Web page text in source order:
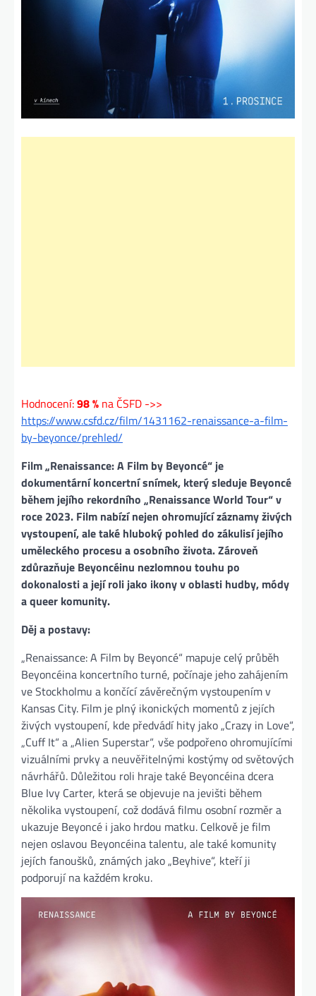
Hodnocení:98 % na ČSFD ->>
https://www.csfd.cz/film/1431162-renaissance-a-film-
by-beyonce/prehled/
Film „Renaissance: A Film by Beyoncé“ je
dokumentární koncertní snímek, který sleduje Beyoncé
během jejího rekordního „Renaissance World Tour“ v
roce 2023. Film nabízí nejen ohromující záznamy živých
vystoupení, ale také hluboký pohled do zákulisí jejího
uměleckého procesu a osobního života. Zároveň
zdůrazňuje Beyoncéinu nezlomnou touhu po
dokonalosti a její roli jako ikony v oblasti hudby, módy
a queer komunity.
Děj a postavy:
„Renaissance: A Film by Beyoncé“ mapuje celý průběh
Beyoncéina koncertního turné, počínaje jeho zahájením
ve Stockholmu a končící závěrečným vystoupením v
Kansas City. Film je plný ikonických momentů z jejích
živých vystoupení, kde předvádí hity jako „Crazy in Love“,
„Cuff It“ a „Alien Superstar“, vše podpořeno ohromujícími
vizuálními prvky a neuvěřitelnými kostýmy od světových
návrhářů. Důležitou roli hraje také Beyoncéina dcera
Blue Ivy Carter, která se objevuje na jevišti během
několika vystoupení, což dodává filmu osobní rozměr a
ukazuje Beyoncé i jako hrdou matku. Celkově je film
nejen oslavou Beyoncéina talentu, ale také komunity
jejích fanoušků, známých jako „Beyhive“, kteří ji
podporují na každém kroku.